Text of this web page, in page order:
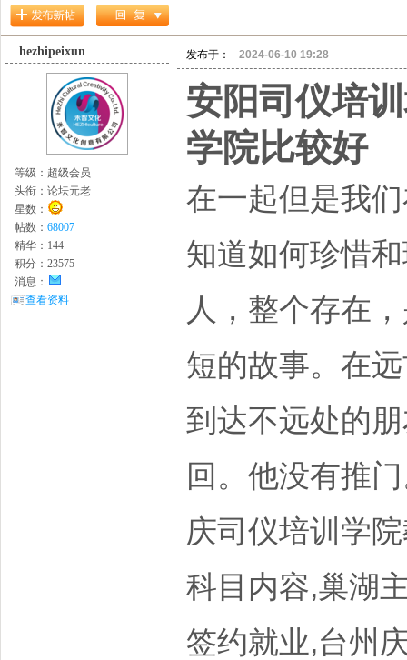
hezhipeixun
等级： 超级会员
头衔： 论坛元老
星数：
帖数： 68007
精华： 144
积分： 23575
消息：
查看资料
发布于： 2024-06-10 19:28
安阳司仪培
学院比较好
在一起但是我
知道如何珍惜
人，整个存在
短的故事。在
到达不远处的
回。他没有推
庆司仪培训学
科目内容,巢湖
签约就业,台州